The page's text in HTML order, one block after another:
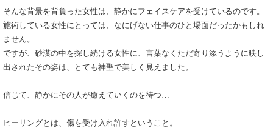
そんな背景を背負った女性は、静かにフェイスケアを受けているのです。
施術している女性にとっては、なにげない仕事のひと場面だったかもしれ
ません。
ですが、砂漠の中を探し続ける女性に、言葉なくただ寄り添うように映し
出されたその姿は、とても神聖で美しく見えました。
信じて、静かにその人が癒えていくのを待つ…
ヒーリングとは、傷を受け入れ許すということ。